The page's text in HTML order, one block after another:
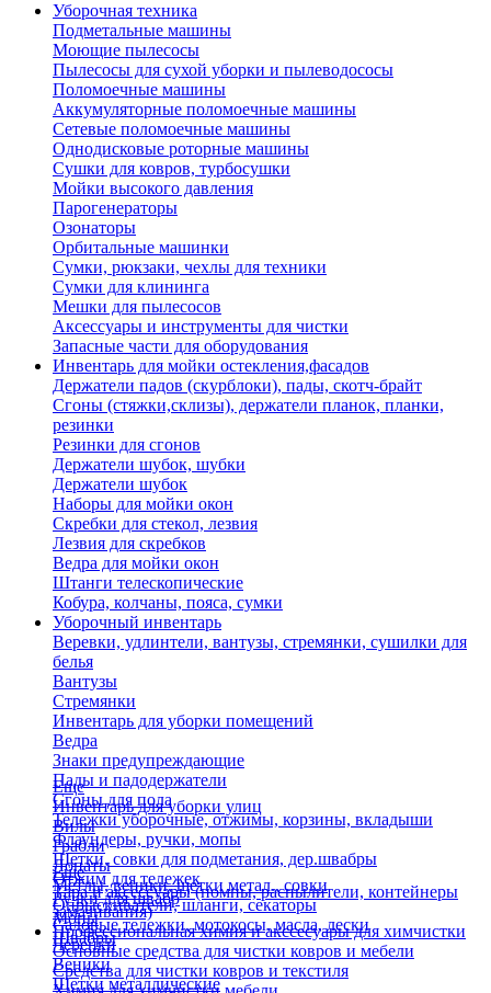
Уборочная техника
Подметальные машины
Моющие пылесосы
Пылесосы для сухой уборки и пылеводососы
Поломоечные машины
Аккумуляторные поломоечные машины
Сетевые поломоечные машины
Однодисковые роторные машины
Сушки для ковров, турбосушки
Мойки высокого давления
Парогенераторы
Озонаторы
Орбитальные машинки
Сумки, рюкзаки, чехлы для техники
Сумки для клининга
Мешки для пылесосов
Аксессуары и инструменты для чистки
Запасные части для оборудования
Инвентарь для мойки остекления,фасадов
Держатели падов (скурблоки), пады, скотч-брайт
Сгоны (стяжки,склизы), держатели планок, планки,
резинки
Резинки для сгонов
Держатели шубок, шубки
Держатели шубок
Наборы для мойки окон
Скребки для стекол, лезвия
Лезвия для скребков
Ведра для мойки окон
Штанги телескопические
Кобура, колчаны, пояса, сумки
Уборочный инвентарь
Веревки, удлинтели, вантузы, стремянки, сушилки для
белья
Вантузы
Стремянки
Инвентарь для уборки помещений
Ведра
Знаки предупреждающие
Пады и падодержатели
Сгоны для пола
Тележки уборочные, отжимы, корзины, вкладыши
Флаундеры, ручки, мопы
Щетки, совки для подметания, дер.швабры
Отжим для тележек
Ручки для швабр
Мопы
Швабры
Еще
Инвентарь для уборки улиц
Вилы
Грабли
Лопаты
Метлы, веники, щетки метал., совки
Опрыскиватели, шланги, секаторы
Садовые тележки, мотокосы, масла, лески
Черенки
Веники
Щетки металлические
Еще
Тара и аксессуары (помпы, распылители, контейнеры
замачивания)
Профессиональная химия и акссесуары для химчистки
Основные средства для чистки ковров и мебели
Средства для чистки ковров и текстиля